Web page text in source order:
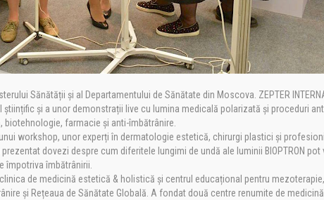
Sănătății și al Departamentului de Sănătate din Moscova. ZEPTER
și a unor demonstrații live cu lumina medicală polarizată și proceduri
farmacie și anti-îmbătrânire.
workshop, unor experți în dermatologie estetică, chirurgi plastici și
dovezi despre cum diferitele lungimi de undă ale luminii BIOPTRON
împotriva îmbătrânirii.
de medicină estetică & holistică și centrul educațional pentru
și Rețeaua de Sănătate Globală. A fondat două centre renumite de